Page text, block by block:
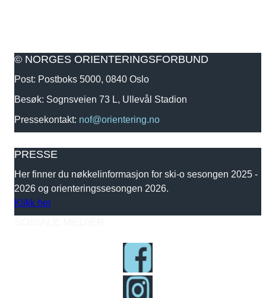
© NORGES ORIENTERINGSFORBUND
Post: Postboks 5000, 0840 Oslo
Besøk: Sognsveien 73 L, Ullevål Stadion
Pressekontakt: nof@orientering.no
PRESSE
Her finner du nøkkelinformasjon for ski-o sesongen 2025 -
2026 og orienteringssesongen 2026.
Klikk her